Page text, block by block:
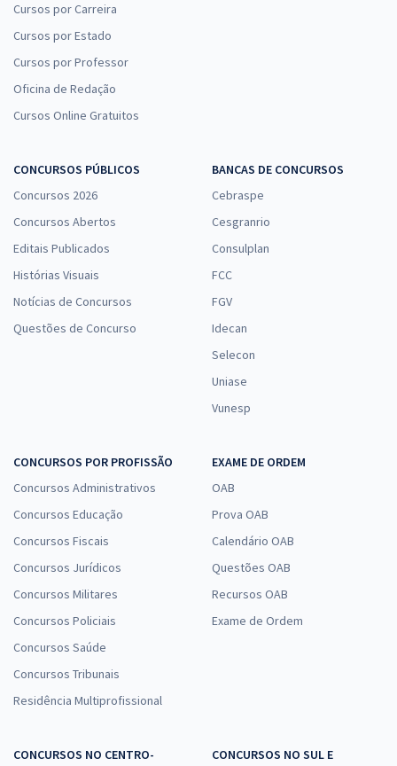
Cursos por Carreira
Cursos por Estado
Cursos por Professor
Oficina de Redação
Cursos Online Gratuitos
CONCURSOS PÚBLICOS
Concursos 2026
Concursos Abertos
Editais Publicados
Histórias Visuais
Notícias de Concursos
Questões de Concurso
BANCAS DE CONCURSOS
Cebraspe
Cesgranrio
Consulplan
FCC
FGV
Idecan
Selecon
Uniase
Vunesp
CONCURSOS POR PROFISSÃO
Concursos Administrativos
Concursos Educação
Concursos Fiscais
Concursos Jurídicos
Concursos Militares
Concursos Policiais
Concursos Saúde
Concursos Tribunais
Residência Multiprofissional
EXAME DE ORDEM
OAB
Prova OAB
Calendário OAB
Questões OAB
Recursos OAB
Exame de Ordem
CONCURSOS NO CENTRO-
CONCURSOS NO SUL E